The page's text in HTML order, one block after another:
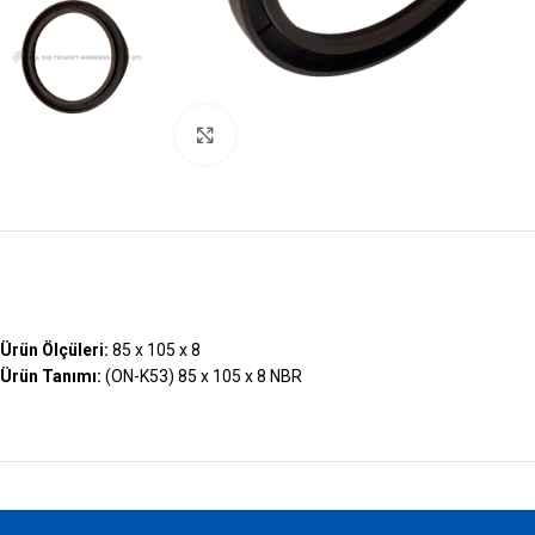
Ürün Ölçüleri: 85 x 105 x 8
Ürün Tanımı: (ON-K53) 85 x 105 x 8 NBR